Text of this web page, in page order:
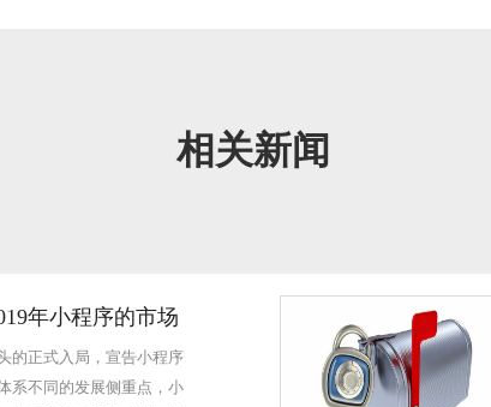
相关新闻
年小程序的市场
的正式入局，宣告小程序
系不同的发展侧重点，小